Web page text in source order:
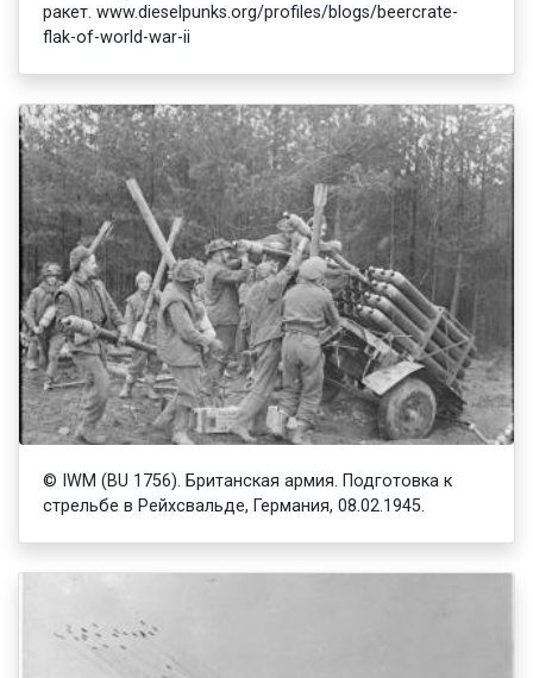
ракет. www.dieselpunks.org/profiles/blogs/beercrate-
flak-of-world-war-ii
© IWM (BU 1756). Британская армия. Подготовка к
стрельбе в Рейхсвальде, Германия, 08.02.1945.